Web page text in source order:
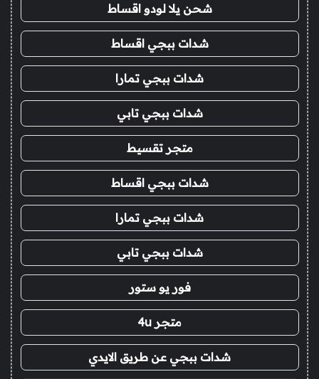
شحن يلا لودو اقساط
شدات ببجي اقساط
شدات ببجي تمارا
شدات ببجي تابي
متجر تقسيط
شدات ببجي اقساط
شدات ببجي تمارا
شدات ببجي تابي
فور يو ستور
متجر 4u
شدات ببجي عن طريق الايدي